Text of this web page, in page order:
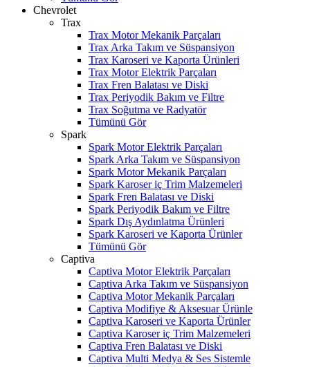
Chevrolet
Trax
Trax Motor Mekanik Parçaları
Trax Arka Takım ve Süspansiyon
Trax Karoseri ve Kaporta Ürünleri
Trax Motor Elektrik Parçaları
Trax Fren Balatası ve Diski
Trax Periyodik Bakım ve Filtre
Trax Soğutma ve Radyatör
Tümünü Gör
Spark
Spark Motor Elektrik Parçaları
Spark Arka Takım ve Süspansiyon
Spark Motor Mekanik Parçaları
Spark Karoser iç Trim Malzemeleri
Spark Fren Balatası ve Diski
Spark Periyodik Bakım ve Filtre
Spark Dış Aydınlatma Ürünleri
Spark Karoseri ve Kaporta Ürünler
Tümünü Gör
Captiva
Captiva Motor Elektrik Parçaları
Captiva Arka Takım ve Süspansiyon
Captiva Motor Mekanik Parçaları
Captiva Modifiye & Aksesuar Ürünle
Captiva Karoseri ve Kaporta Ürünler
Captiva Karoser iç Trim Malzemeleri
Captiva Fren Balatası ve Diski
Captiva Multi Medya & Ses Sistemle